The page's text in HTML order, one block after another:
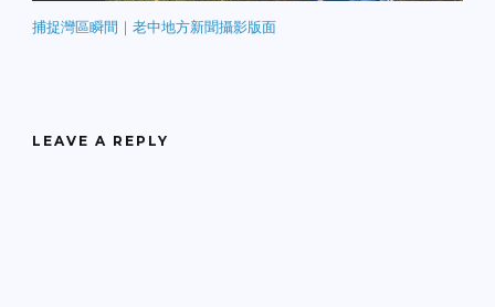
捕捉灣區瞬間｜老中地方新聞攝影版面
LEAVE A REPLY